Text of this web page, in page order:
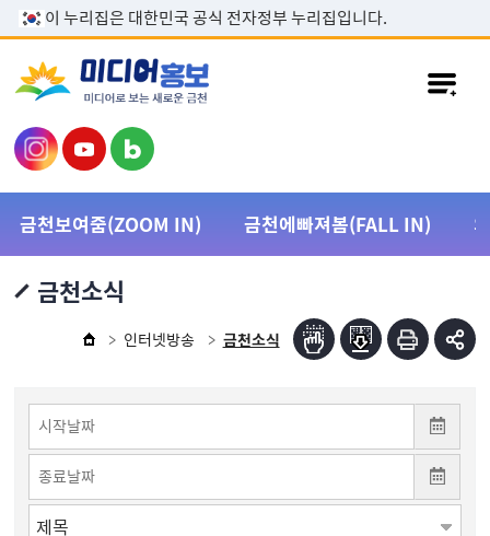
본문 바로가기
이 누리집은 대한민국 공식 전자정부 누리집입니다.
금천보여줌(ZOOM IN) 금천에빠져봄(FALL IN)
금천소식
인터넷방송 금천소식